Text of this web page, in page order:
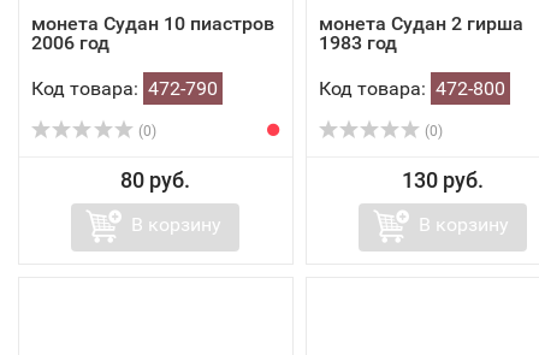
монета Судан 10 пиастров
2006 год
Код товара: 472-790
(0)
80 руб.
В корзину
монета Судан 2 гирша
1983 год
Код товара: 472-800
(0)
130 руб.
В корзину